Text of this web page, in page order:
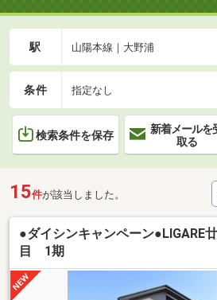
駅 山陽本線｜大野浦
条件 指定なし
検索条件を保存
新着メールを
取る
15件が該当しました。
●ダイシンキャンペーン●LIGARE
目 1期